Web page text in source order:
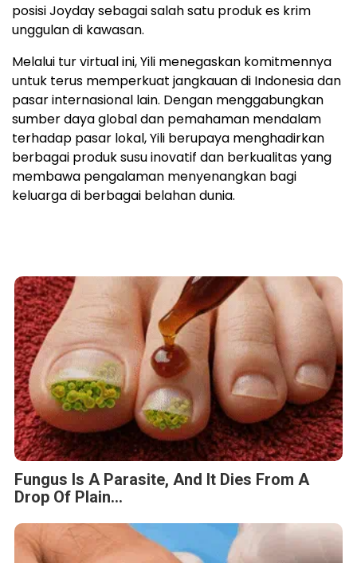
posisi Joyday sebagai salah satu produk es krim
unggulan di kawasan.
Melalui tur virtual ini, Yili menegaskan komitmennya
untuk terus memperkuat jangkauan di Indonesia dan
pasar internasional lain. Dengan menggabungkan
sumber daya global dan pemahaman mendalam
terhadap pasar lokal, Yili berupaya menghadirkan
berbagai produk susu inovatif dan berkualitas yang
membawa pengalaman menyenangkan bagi
keluarga di berbagai belahan dunia.
Fungus Is A Parasite, And It Dies From A
Drop Of Plain...